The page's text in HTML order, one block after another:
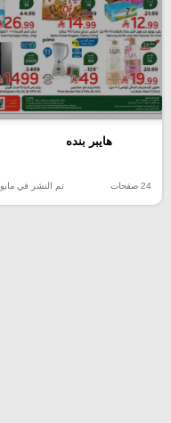
هايبر بنده
24 صفحات تم النشر في مايو 05